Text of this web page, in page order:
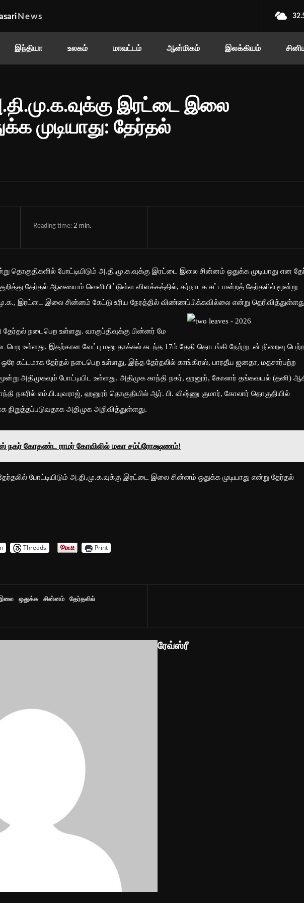
News
இந்தியா உலகம் மாவட்டம் ஆன்மிகம் இலக்கியம்
இரட்டை இலை
முடியாது: தேர்தல்
Reading time: 2 min.
தொகுதிகளில் போட்டியிடும் அ.தி.மு.க.வுக்கு இரட்டை இலை சின்னம் ஒதுக்க முடியாது என
தேர்தல் ஆணையம் வெளியிட்டுள்ள விளக்கத்தில், கர்நாடக சட்டமன்றத் தேர்தலில் மூன்று
இரட்டை இலை சின்னம் கேட்டு உரிய நேரத்தில் விண்ணப்பிக்கவில்லை என்று
தேர்தல் நடைபெற உள்ளது. வாகுப்திவுக்கு பின்னர் மே
உள்ளது. இதற்கான வேட்பு மனு தாக்கல் கடந்த 17ம் தேதி தொடங்கி நேற்றுடன் நிறைவு
கட்டமாக தேர்தல் நடைபெற உள்ளது, இந்த தேர்தலில் காங்கிரஸ், பாரதீய ஜனதா, மதசார்பற்ற
அதிமுகவும் போட்டியிட உள்ளது. அதிமுக காந்தி நகர், ஹனூர், கோலார் தங்கவயல் (தனி)
நகரில் எம்.பி.யுவராஜ், ஹனுரர் தொகுதியில் ஆர். பி. விஷ்ணு குமார், கோலார் தொகுதியில்
அதிமுக அறிவித்துள்ளது.
நகர் கோதண்ட ராமர் கோவிலில் மகா சம்ப்ரோக்ஷணம்!
போட்டியிடும் அ.தி.மு.க.வுக்கு இரட்டை இலை சின்னம் ஒதுக்க முடியாது என்று தேர்தல்
Threads Print
ஒதுக்க சின்னம்
தேர்தலில்
ரேவ்ஸ்ரீ